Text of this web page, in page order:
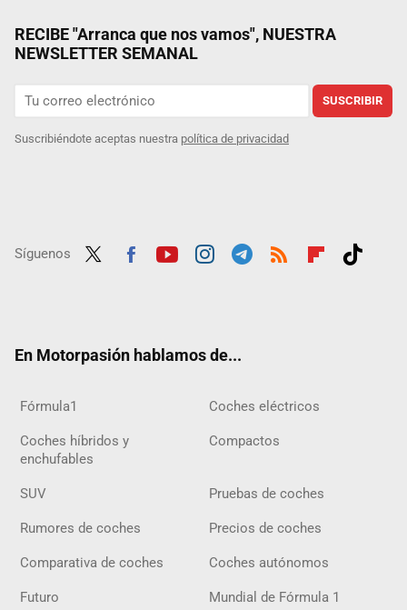
RECIBE "Arranca que nos vamos", NUESTRA
NEWSLETTER SEMANAL
SUSCRIBIR
Suscribiéndote aceptas nuestra política de privacidad
Síguenos
En Motorpasión hablamos de...
Fórmula1 Coches eléctricos
Coches híbridos y
enchufables
Compactos
SUV Pruebas de coches
Rumores de coches Precios de coches
Comparativa de coches Coches autónomos
Futuro Mundial de Fórmula 1